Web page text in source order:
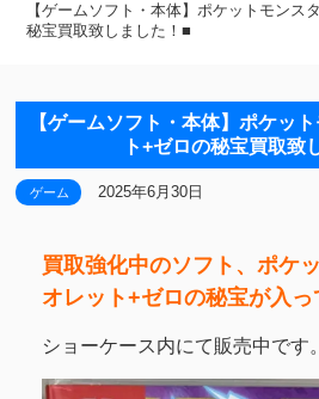
【ゲームソフト・本体】ポケットモンス
秘宝買取致しました！■
【ゲームソフト・本体】ポケッ
ト+ゼロの秘宝買取致
ゲーム 2025年6月30日
買取強化中のソフト、ポケ
オレット+ゼロの秘宝が入っ
ショーケース内にて販売中です。